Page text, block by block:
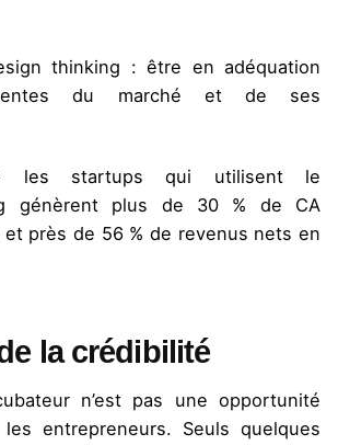
thinking : être en adéquation
du marché et de ses
les startups qui utilisent le
génèrent plus de 30 % de CA
et près de 56 % de revenus nets en
la crédibilité
n’est pas une opportunité
entrepreneurs. Seuls quelques